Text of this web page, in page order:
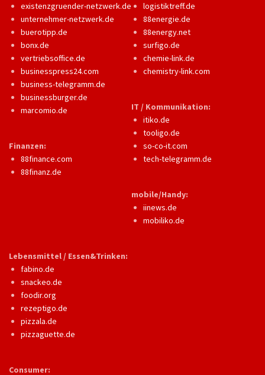
existenzgruender-netzwerk.de
unternehmer-netzwerk.de
buerotipp.de
bonx.de
vertriebsoffice.de
businesspress24.com
business-telegramm.de
businessburger.de
marcomio.de
Finanzen:
88finance.com
88finanz.de
logistiktreff.de
88energie.de
88energy.net
surfigo.de
chemie-link.de
chemistry-link.com
IT / Kommunikation:
itiko.de
tooligo.de
so-co-it.com
tech-telegramm.de
mobile/Handy:
iinews.de
mobiliko.de
Lebensmittel / Essen&Trinken:
fabino.de
snackeo.de
foodir.org
rezeptigo.de
pizzala.de
pizzaguette.de
Consumer: